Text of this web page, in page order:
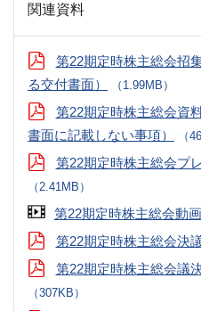
関連資料
第22期定時株主総会招
る交付書面）
（1.99MB）
第22期定時株主総会資
書面に記載しない事項）
（
第22期定時株主総会プ
（2.41MB）
第22期定時株主総会動画
第22期定時株主総会決
第22期定時株主総会議
（307KB）